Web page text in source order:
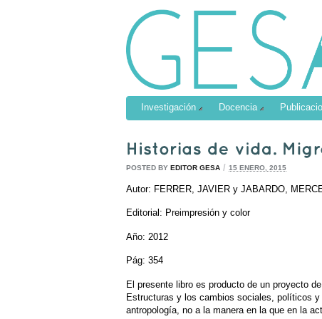
Investigación Docencia
POSTED BY EDITOR GESA / 15 ENERO, 2015
Autor: FERRER, JAVIER y JABARDO,
Editorial: Preimpresión y color
Año: 2012
Pág: 354
El presente libro es producto de un proyecto
Estructuras y los cambios sociales, políticos
antropología, no a la manera en la que en la